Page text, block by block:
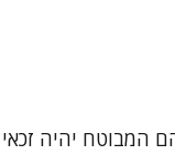
המבוטח יהיה